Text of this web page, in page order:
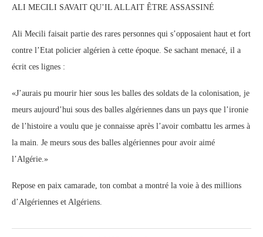
ALI MECILI SAVAIT QU’IL ALLAIT ÊTRE ASSASSINÉ
Ali Mecili faisait partie des rares personnes qui s’opposaient haut et fort
contre l’Etat policier algérien à cette époque. Se sachant menacé, il a
écrit ces lignes :
«J’aurais pu mourir hier sous les balles des soldats de la colonisation, je
meurs aujourd’hui sous des balles algériennes dans un pays que l’ironie
de l’histoire a voulu que je connaisse après l’avoir combattu les armes à
la main. Je meurs sous des balles algériennes pour avoir aimé
l’Algérie.»
Repose en paix camarade, ton combat a montré la voie à des millions
d’Algériennes et Algériens.